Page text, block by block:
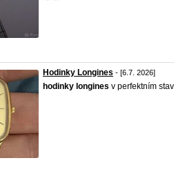
Hodinky Longines - [6.7. 2026]
hodinky longines v perfektním